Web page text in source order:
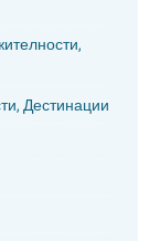
Дестинации